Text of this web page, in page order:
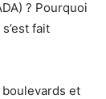
? Pourquoi
fait
boulevards et